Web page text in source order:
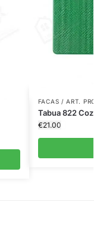
FACAS / ART.
Tabua 822
€21.00